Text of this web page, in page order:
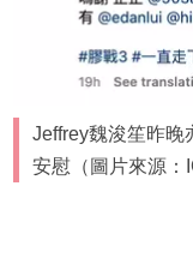
Jeffrey魏浚笙昨晚
安慰（圖片來源：